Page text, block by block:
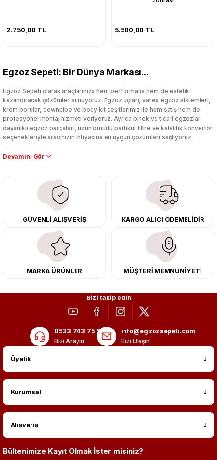
2.750,00 TL 5.500,00 TL
Egzoz Sepeti: Bir Dünya Markası...
Egzoz Sepeti olarak araçlarınıza hem performans hem de estetik
kazandıracak çözümler sunuyoruz. Egzoz uçları, varex egzoz sistemleri,
krom borular, downpipe ve body kit çeşitlerimiz ile hem satış hem de
profesyonel montaj hizmeti veriyoruz. Ayrıca binek ve ticari egzozlar,
dayanıklı egzoz parçaları, uzun ömürlü partikül filtre ve katalitik konvertör
seçenekleriyle aracınızın ihtiyacına en uygun çözümleri sağlıyoruz.
Performans artışı isteyen sürücüler için özel performans egzozları ve
çıkma orijinal ürünler ile yenileyebilir, body kit uygulamalarıyla aracınızın
tasarımını ve aerodinamisini üst seviyeye taşıyabilirsiniz.
Tüm ürünlerimiz orijinal, dayanıklı ve uzun ömürlüdür. İstanbul’daki montaj
merkezimizde profesyonel montaj yapıyor, Türkiye’nin her yerine güvenli
kargo ile teslimat gerçekleştiriyoruz. Aracınıza değer katmak için doğru
adres: Egzoz Sepeti.
GÜVENLİ ALIŞVERİŞ KARGO ALICI ÖDEMELİDİR
MARKA ÜRÜNLER MÜŞTERİ MEMNUNİYETİ
Bizi takip edin
0533 743 75 56
Bizi Arayın
info@egzozsepeti.com
Bizi Ulaşın
Üyelik
Kurumsal
Alışveriş
Bültenimize Kayıt Olmak İster misiniz?